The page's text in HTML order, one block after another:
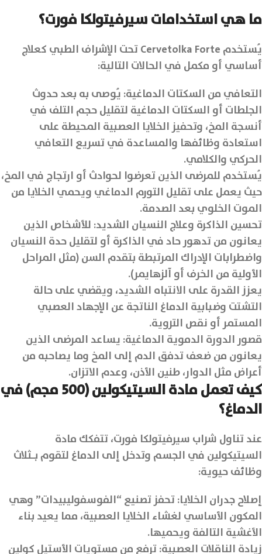
ما هي استخدامات سيرفيتولكا فورت؟
يُستخدم Cervetolka Forte تحت الإشراف الطبي كعلاج
أساسي أو مكمل في الحالات التالية:
التعافي من السكتات الدماغية: يُوصى به بعد حدوث
الجلطات أو السكتات الدماغية لتقليل حجم التلف في
أنسجة المخ، وتحفيز الخلايا العصبية المحيطة على
استعادة وظائفها والمساعدة في تسريع التعافي
الحركي والكلامي.
يُستخدم للمرضى الذين تعرضوا لحوادث أو ارتجاج في المخ،
حيث يعمل على تقليل التورم الدماغي ويحمي الخلايا من
الموت الخلوي بعد الصدمة.
تحسين الذاكرة وعلاج النسيان الشديد: للأشخاص الذين
يعانون من تدهور حاد في الذاكرة أو لتقليل حدة النسيان
واضطرابات الإدراك المرتبطة بتقدم السن (مثل المراحل
الأولية من الخرف أو آلزهايمر).
يعزز القدرة على الانتباه الشديد، ويقضي على حالة
التشتت وضبابية الدماغ الناتجة عن الإجهاد العصبي
المستمر أو نقص التروية.
قصور الدورة الدموية الدماغية: يساعد المرضى الذين
يعانون من ضعف تدفق الدم إلى المخ وما يصاحبه من
أعراض مثل الدوار، طنين الأذن، وعدم الاتزان.
كيف تعمل مادة السيتيكولين (500 مجم) في
الدماغ؟
عند تناول شراب سيرفيتولكا فورت، تتفكك مادة
السيتيكولين في الجسم وتدخل إلى الدماغ لتقوم بـثلاث
وظائف حيوية:
إصلاح جدران الخلايا: تحفز تصنيع “الفوسفوليبيدات” وهي
المكون الأساسي لغشاء الخلايا العصبية، مما يعيد بناء
الأغشية التالفة ويحميها.
زيادة الناقلات العصبية: ترفع من مستويات الأستيل كولين